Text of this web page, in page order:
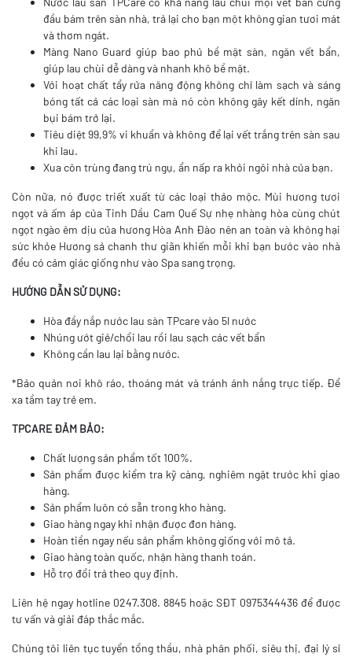
đầu bám trên sàn nhà, trả lại cho bạn một không gian tươi mát
và thơm ngát.
Màng Nano Guard giúp bao phủ bề mặt sàn, ngăn vết bẩn,
giúp lau chùi dễ dàng và nhanh khô bề mặt.
Với hoạt chất tẩy rửa năng động không chỉ làm sạch và sáng
bóng tất cả các loại sàn mà nó còn không gây kết dính, ngăn
bụi bám trở lại.
Tiêu diệt 99,9% vi khuẩn và không để lại vết trắng trên sàn sau
khi lau.
Xua côn trùng đang trú ngụ, ẩn nấp ra khỏi ngôi nhà của bạn.
Còn nữa, nó được triết xuất từ các loại thảo mộc. Mùi hương tươi
ngọt và ấm áp của Tinh Dầu Cam Quế Sự nhẹ nhàng hòa cùng chút
ngọt ngào êm dịu của hương Hòa Anh Đào nên an toàn và không hại
sức khỏe Hương sả chanh thư giãn khiến mỗi khi bạn bước vào nhà
đều có cảm giác giống như vào Spa sang trọng.
HƯỚNG DẪN SỬ DỤNG:
Hòa đầy nắp nước lau sàn TPcare vào 5l nước
Nhúng ướt giẻ/chổi lau rồi lau sạch các vết bẩn
Không cần lau lại bằng nước.
*Bảo quản nơi khô ráo, thoáng mát và tránh ánh nắng trực tiếp. Để
xa tầm tay trẻ em.
TPCARE ĐẢM BẢO:
Chất lượng sản phẩm tốt 100%.
Sản phẩm được kiểm tra kỹ càng, nghiêm ngặt trước khi giao
hàng.
Sản phẩm luôn có sẵn trong kho hàng.
Giao hàng ngay khi nhận được đơn hàng.
Hoàn tiền ngay nếu sản phẩm không giống với mô tả.
Giao hàng toàn quốc, nhận hàng thanh toán.
Hỗ trợ đổi trả theo quy định.
Liên hệ ngay hotline 0247.308. 8845 hoặc SĐT 0975344436 để được
tư vấn và giải đáp thắc mắc.
Chúng tôi liên tục tuyển tổng thầu, nhà phân phối, siêu thị, đại lý sỉ